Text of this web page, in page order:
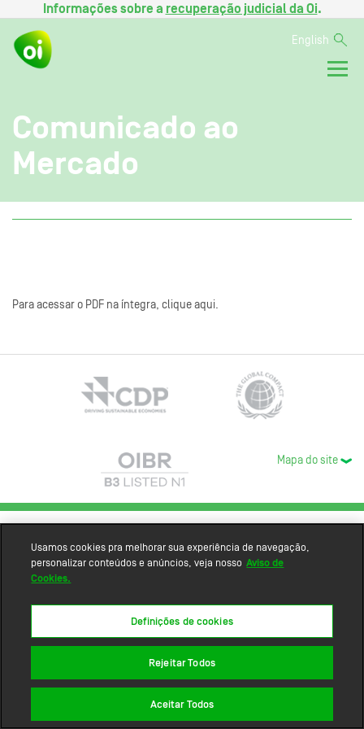
Informações sobre a recuperação judicial da Oi.
English
Comunicado ao
Mercado
Para acessar o PDF na íntegra, clique aqui.
Mapa do site
Usamos cookies pra melhorar sua experiência de navegação,
personalizar conteúdos e anúncios, veja nosso Aviso de
Cookies.
Definições de cookies
Rejeitar Todos
Aceitar Todos